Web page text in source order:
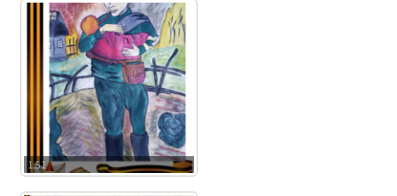
1.51